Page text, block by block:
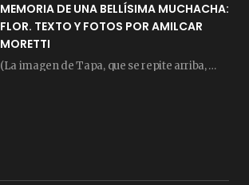
MEMORIA DE UNA BELLÍSIMA MUCHACHA:
FLOR. TEXTO Y FOTOS POR AMILCAR
MORETTI
(La imagen de Tapa, que se repite arriba, fue compuesta por Amilcar Moretti el viernes…